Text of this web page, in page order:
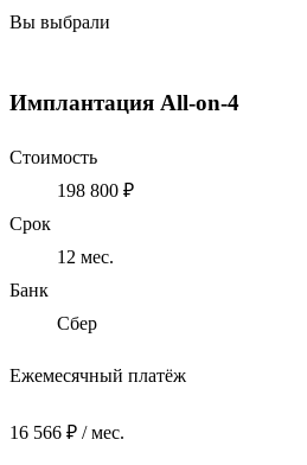
Вы выбрали
Имплантация All-on-4
Стоимость
198 800 ₽
Срок
12 мес.
Банк
Сбер
Ежемесячный платёж
16 566 ₽ / мес.